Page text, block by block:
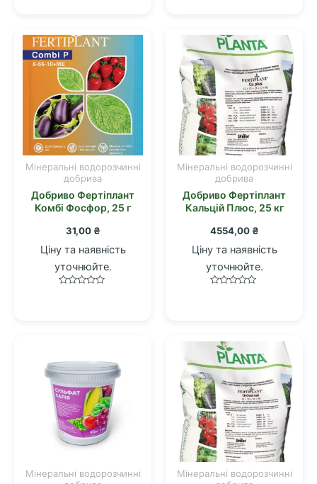
Мінеральні водорозчинні
добрива
Добриво Фертіплант
Комбі Фосфор, 25 г
31,00 ₴
Ціну та наявність
уточнюйте.
Мінеральні водорозчинні
добрива
Добриво Фертіплант
Кальцій Плюс, 25 кг
4554,00 ₴
Ціну та наявність
уточнюйте.
Мінеральні водорозчинні
Мінеральні водорозчинні